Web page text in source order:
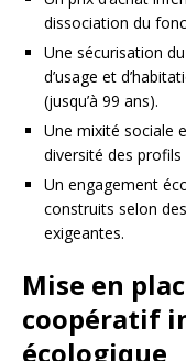
dissociation du
Une sécurisation
d’usage et
(jusqu’à 99 ans).
Une mixité sociale
diversité des
Un engagement
construits selon
exigeantes.
Mise en
coopératif
écologique